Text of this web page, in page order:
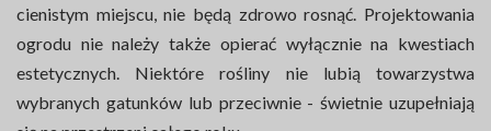
cienistym miejscu, nie będą zdrowo rosnąć. Projektowania
ogrodu nie należy także opierać wyłącznie na kwestiach
estetycznych. Niektóre rośliny nie lubią towarzystwa
wybranych gatunków lub przeciwnie - świetnie uzupełniają